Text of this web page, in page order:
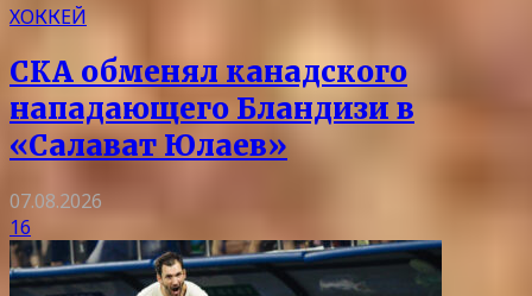
ХОККЕЙ
СКА обменял канадского
нападающего Бландизи в
«Салават Юлаев»
07.08.2026
16